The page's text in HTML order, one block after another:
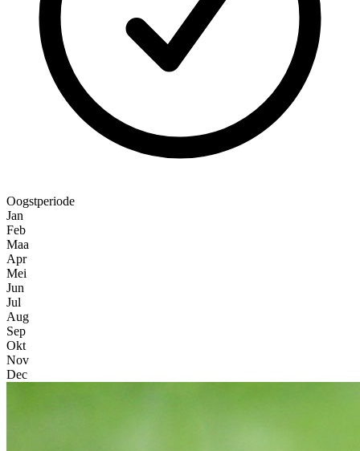
Oogstperiode
Jan
Feb
Maa
Apr
Mei
Jun
Jul
Aug
Sep
Okt
Nov
Dec